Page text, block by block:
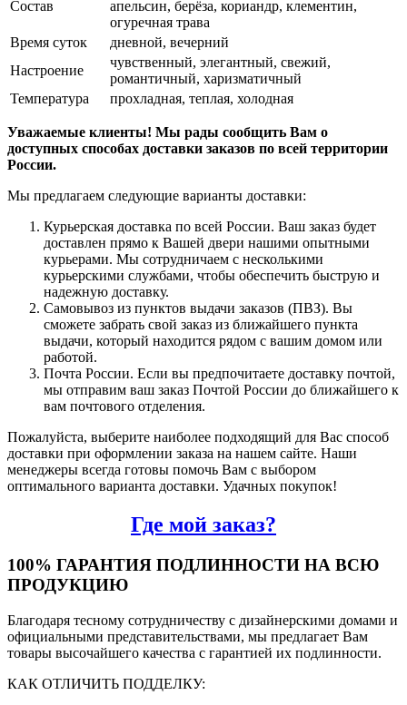
Состав
апельсин, берёза, кориандр, клементин,
огуречная трава
Время суток
дневной, вечерний
Настроение
чувственный, элегантный, свежий,
романтичный, харизматичный
Температура
прохладная, теплая, холодная
Уважаемые клиенты! Мы рады сообщить Вам о
доступных способах доставки заказов по всей территории
России.
Мы предлагаем следующие варианты доставки:
Курьерская доставка по всей России. Ваш заказ будет
доставлен прямо к Вашей двери нашими опытными
курьерами. Мы сотрудничаем с несколькими
курьерскими службами, чтобы обеспечить быструю и
надежную доставку.
Самовывоз из пунктов выдачи заказов (ПВЗ). Вы
сможете забрать свой заказ из ближайшего пункта
выдачи, который находится рядом с вашим домом или
работой.
Почта России. Если вы предпочитаете доставку почтой,
мы отправим ваш заказ Почтой России до ближайшего к
вам почтового отделения.
Пожалуйста, выберите наиболее подходящий для Вас способ
доставки при оформлении заказа на нашем сайте. Наши
менеджеры всегда готовы помочь Вам с выбором
оптимального варианта доставки. Удачных покупок!
Где мой заказ?
100% ГАРАНТИЯ ПОДЛИННОСТИ НА ВСЮ
ПРОДУКЦИЮ
Благодаря тесному сотрудничеству с дизайнерскими домами и
официальными представительствами, мы предлагает Вам
товары высочайшего качества с гарантией их подлинности.
КАК ОТЛИЧИТЬ ПОДДЕЛКУ: